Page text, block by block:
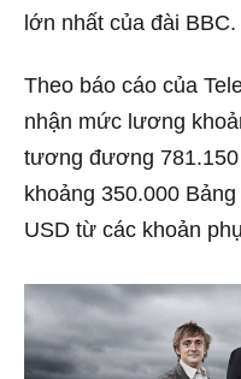
lớn nhất của đài BBC.
Theo báo cáo của
nhận mức lương
tương đương
khoảng 350.000
USD từ các khoản